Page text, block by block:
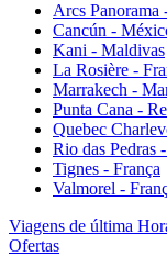
Arcs Panorama
Cancún -
Kani - Maldivas
La Rosière -
Marrakech -
Punta Cana -
Quebec
Rio das Pedras
Tignes - França
Valmorel -
Viagens de última
Ofertas